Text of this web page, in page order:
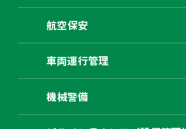
航空保安
車両運行管理
機械警備